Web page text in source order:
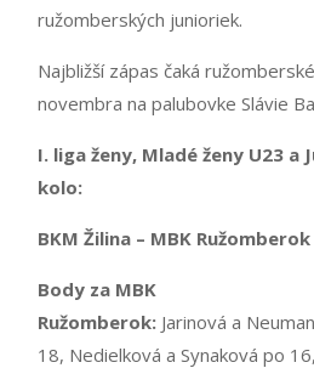
ružomberských junioriek.
Najbližší zápas čaká
novembra na palubovke Slávie
I. liga ženy, Mladé ženy U23 a
kolo:
BKM Žilina – MBK
Body za MBK
Ružomberok: Jarinová a
18, Nedielková a Synaková po